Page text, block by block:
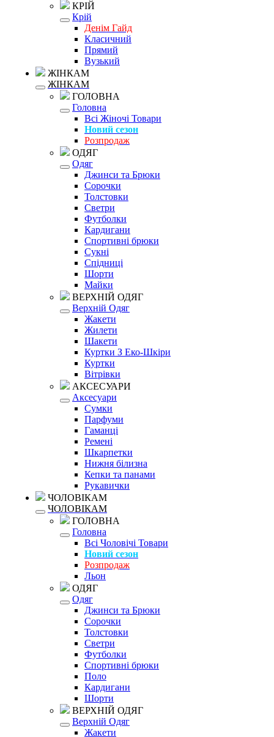
КРІЙ
Крій
Денім Гайд
Класичний
Прямий
Вузький
ЖІНКАМ
ЖІНКАМ
ГОЛОВНА
Головна
Всі Жіночі Товари
Новий сезон
Розпродаж
ОДЯГ
Одяг
Джинси та Брюки
Сорочки
Толстовки
Светри
Футболки
Кардигани
Спортивні брюки
Сукні
Спідниці
Шорти
Майки
ВЕРХНІЙ ОДЯГ
Верхній Одяг
Жакети
Жилети
Шакети
Куртки З Еко-Шкіри
Куртки
Вітрівки
АКСЕСУАРИ
Аксесуари
Сумки
Парфуми
Гаманці
Ремені
Шкарпетки
Нижня білизна
Кепки та панами
Рукавички
ЧОЛОВІКАМ
ЧОЛОВІКАМ
ГОЛОВНА
Головна
Всі Чоловічі Товари
Новий сезон
Розпродаж
Льон
ОДЯГ
Одяг
Джинси та Брюки
Сорочки
Толстовки
Светри
Футболки
Спортивні брюки
Поло
Кардигани
Шорти
ВЕРХНІЙ ОДЯГ
Верхній Одяг
Жакети